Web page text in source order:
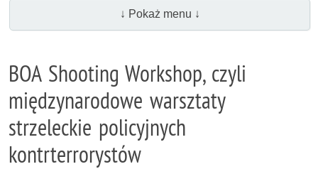
↓ Pokaż menu ↓
BOA Shooting Workshop, czyli
międzynarodowe warsztaty
strzeleckie policyjnych
kontrterrorystów